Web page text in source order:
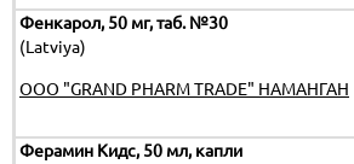
Фенкарол, 50 мг, таб. №30
(Latviya)
OOO "GRAND PHARM TRADE" НАМАНГАН
Ферамин Кидс, 50 мл, капли